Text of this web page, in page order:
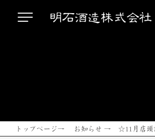
トップページ→ お知らせ → ☆11月店頭